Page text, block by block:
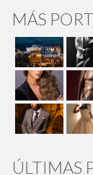
MÁS
ÚLTIMAS